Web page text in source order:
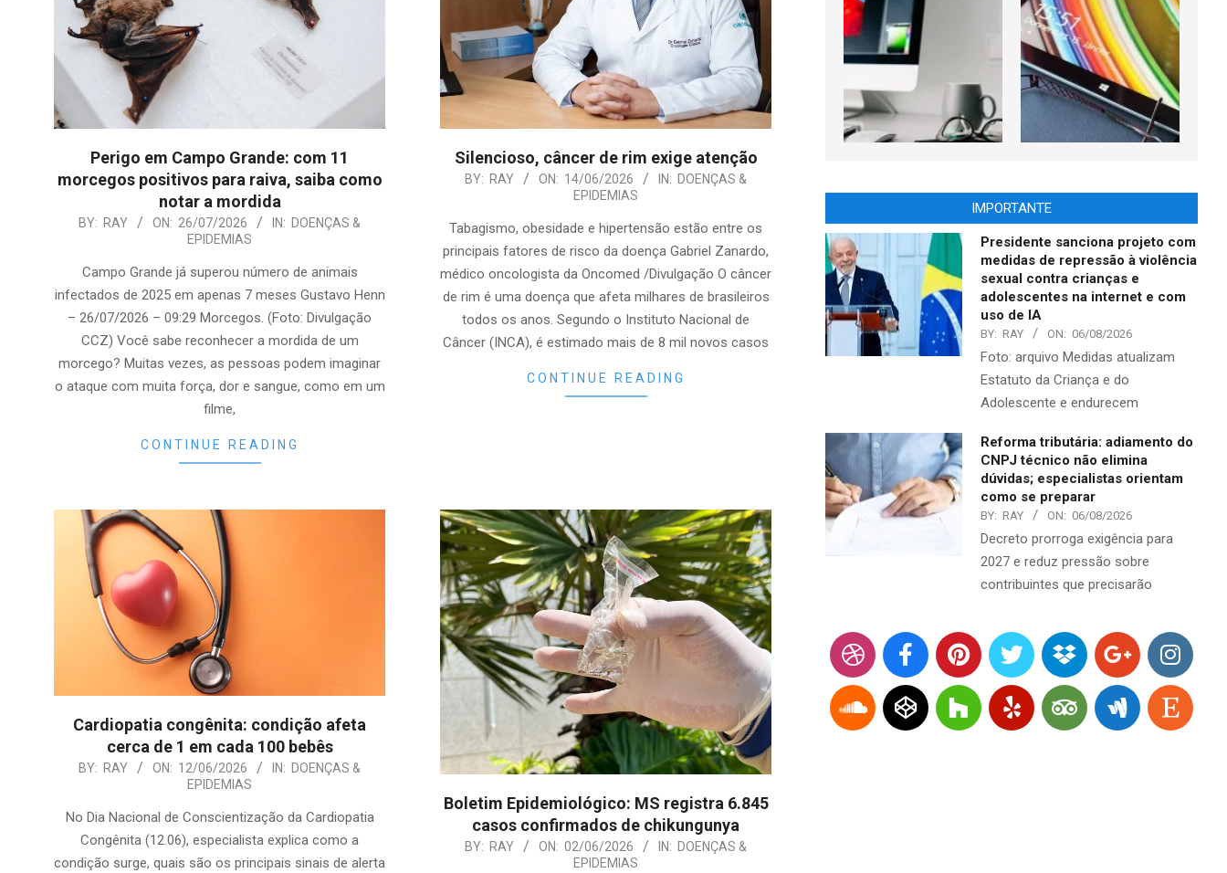
Perigo em Campo Grande: com 11
morcegos positivos para raiva, saiba como
notar a mordida
2026-BY: RAY ON: 26/07/2026 IN: DOENÇAS &
EPIDEMIAS
Campo Grande já superou número de animais
infectados de 2025 em apenas 7 meses Gustavo Henn
– 26/07/2026 – 09:29 Morcegos. (Foto: Divulgação
CCZ) Você sabe reconhecer a mordida de um
morcego? Muitas vezes, as pessoas podem imaginar
o ataque com muita força, dor e sangue, como em um
filme,
CONTINUE READING
Silencioso, câncer de rim exige atenção
2026-
14
BY: RAY ON: 14/06/2026 IN: DOENÇAS &
EPIDEMIAS
Tabagismo, obesidade e hipertensão estão entre os
principais fatores de risco da doença Gabriel Zanardo,
médico oncologista da Oncomed /Divulgação O câncer
de rim é uma doença que afeta milhares de brasileiros
todos os anos. Segundo o Instituto Nacional de
Câncer (INCA), é estimado mais de 8 mil novos casos
CONTINUE READING
Cardiopatia congênita: condição afeta
cerca de 1 em cada 100 bebês
2026-
12
BY: RAY ON: 12/06/2026 IN: DOENÇAS &
EPIDEMIAS
No Dia Nacional de Conscientização da Cardiopatia
Congênita (12.06), especialista explica como a
condição surge, quais são os principais sinais de alerta
Boletim Epidemiológico: MS registra 6.845
casos confirmados de chikungunya
2026-BY: RAY ON: 02/06/2026 IN: DOENÇAS &
EPIDEMIAS
IMPORTANTE
Presidente sanciona projeto com
medidas de repressão à violência
sexual contra crianças e
adolescentes na internet e com
uso de IA
BY: RAY ON: 06/08/2026
Foto: arquivo Medidas atualizam
Estatuto da Criança e do
Adolescente e endurecem
Reforma tributária: adiamento do
CNPJ técnico não elimina
dúvidas; especialistas orientam
como se preparar
BY: RAY ON: 06/08/2026
Decreto prorroga exigência para
2027 e reduz pressão sobre
contribuintes que precisarão